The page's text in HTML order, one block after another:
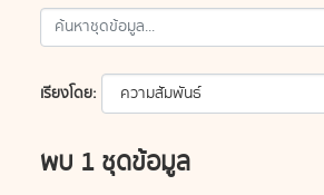
เรียงโดย
พบ 1 ชุดข้อมูล